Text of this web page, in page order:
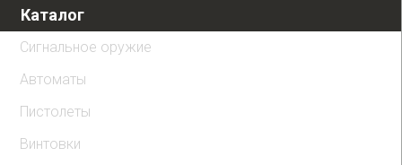
Каталог
Сигнальное оружие
Автоматы
Пистолеты
Винтовки